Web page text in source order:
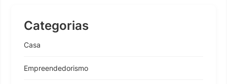
Categorias
Casa
Empreendedorismo